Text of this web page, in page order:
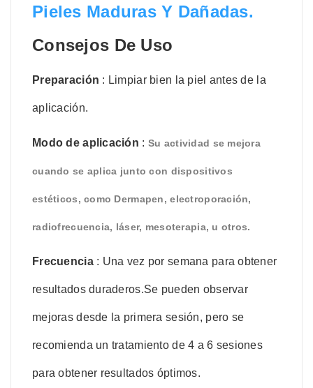
Pieles Maduras Y Dañadas.
Consejos De Uso
Preparación : Limpiar bien la piel antes de la
aplicación.
Modo de aplicación : Su actividad se mejora
cuando se aplica junto con dispositivos
estéticos, como Dermapen, electroporación,
radiofrecuencia, láser, mesoterapia, u otros.
Frecuencia: Una vez por semana para obtener
resultados duraderos.Se pueden observar
mejoras desde la primera sesión, pero se
recomienda un tratamiento de 4 a 6 sesiones
para obtener resultados óptimos.